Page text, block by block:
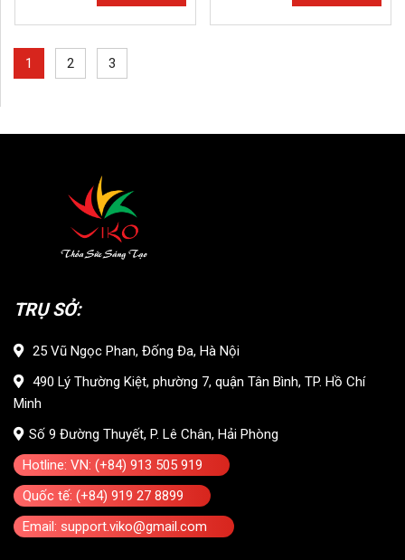
1 2 3
TRỤ SỞ:
25 Vũ Ngọc Phan, Đống Đa, Hà Nội
490 Lý Thường Kiệt, phường 7, quận Tân Bình, TP. Hồ Chí
Minh
Số 9 Đường Thuyết, P. Lê Chân, Hải Phòng
Hotline: VN: (+84) 913 505 919
Quốc tế: (+84) 919 27 8899
Email: support.viko@gmail.com